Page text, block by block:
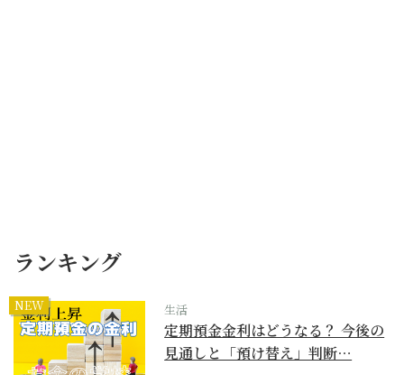
ランキング
NEW 生活
定期預金金利はどうなる？ 今後の
見通しと「預け替え」判断…